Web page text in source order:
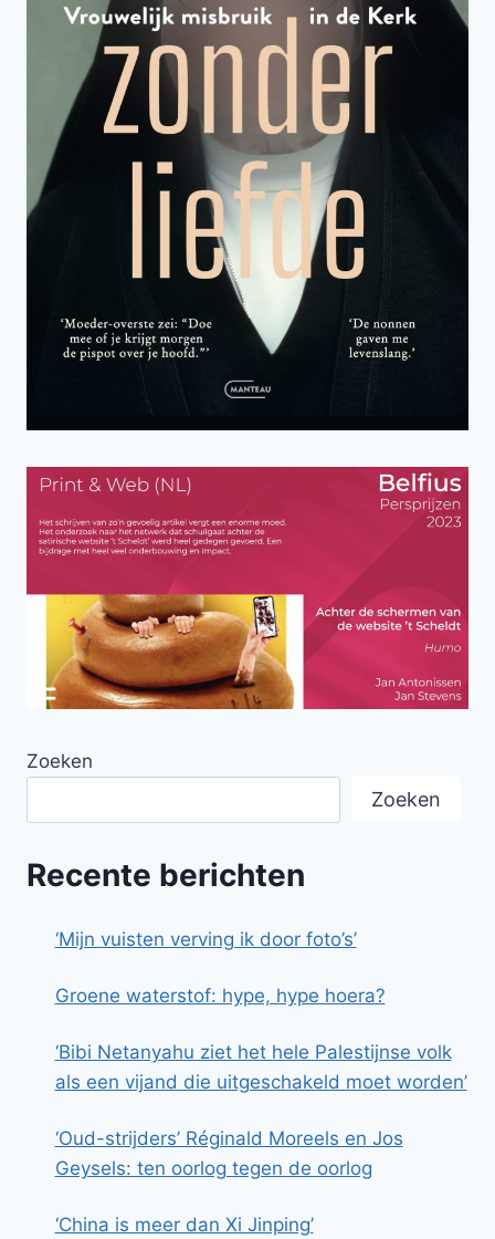
Zoeken
Zoeken
Recente berichten
‘Mijn vuisten verving ik door foto’s’
Groene waterstof: hype, hype hoera?
‘Bibi Netanyahu ziet het hele Palestijnse volk
als een vijand die uitgeschakeld moet worden’
‘Oud-strijders’ Réginald Moreels en Jos
Geysels: ten oorlog tegen de oorlog
‘China is meer dan Xi Jinping’